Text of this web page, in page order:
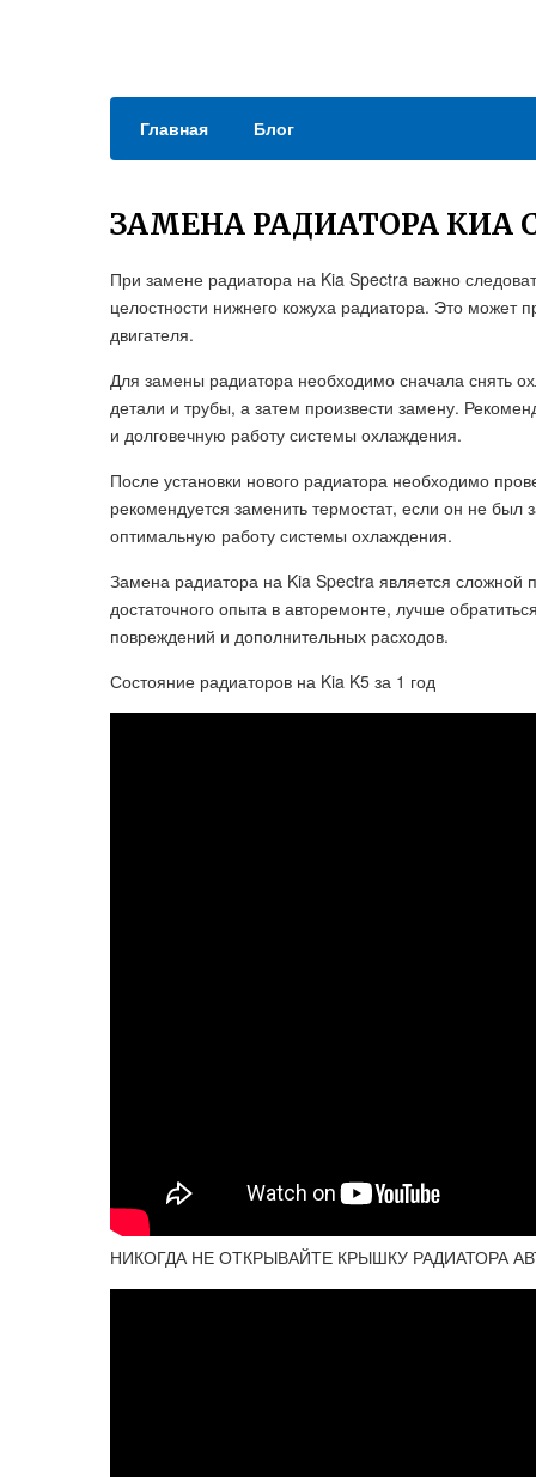
Главная Блог
ЗАМЕНА РАДИАТОРА КИА
При замене радиатора на Kia Spectra важно
целостности нижнего кожуха радиатора. Это может
двигателя.
Для замены радиатора необходимо сначала снять
детали и трубы, а затем произвести замену.
и долговечную работу системы охлаждения.
После установки нового радиатора необходимо
рекомендуется заменить термостат, если он не
оптимальную работу системы охлаждения.
Замена радиатора на Kia Spectra является
достаточного опыта в авторемонте, лучше
повреждений и дополнительных расходов.
Состояние радиаторов на Kia K5 за 1 год
НИКОГДА НЕ ОТКРЫВАЙТЕ КРЫШКУ РАДИАТОРА